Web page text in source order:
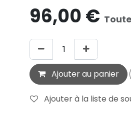
96,00€
Ajouter au panier
Ajouter à la liste de